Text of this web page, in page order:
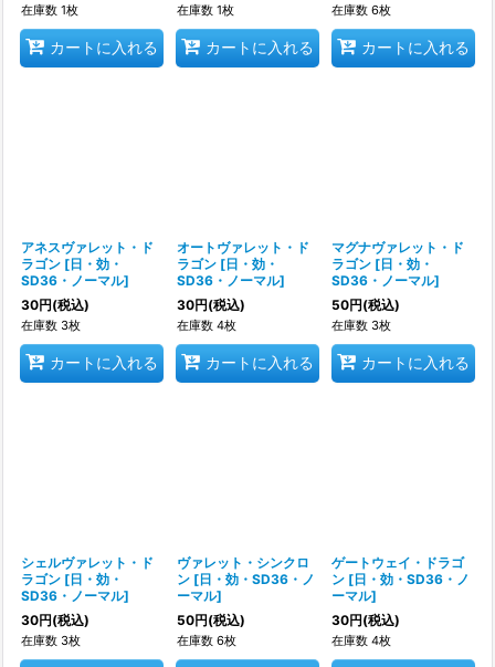
在庫数 1枚
カートに入れる
在庫数 1枚
カートに入れる
在庫数 6枚
カートに入れる
アネスヴァレット・ド
ラゴン [日・効・
SD36・ノーマル]
30円(税込)
在庫数 3枚
カートに入れる
オートヴァレット・ド
ラゴン [日・効・
SD36・ノーマル]
30円(税込)
在庫数 4枚
カートに入れる
マグナヴァレット・ド
ラゴン [日・効・
SD36・ノーマル]
50円(税込)
在庫数 3枚
カートに入れる
シェルヴァレット・ド
ラゴン [日・効・
SD36・ノーマル]
30円(税込)
在庫数 3枚
ヴァレット・シンクロ
ン [日・効・SD36・ノ
ーマル]
50円(税込)
在庫数 6枚
ゲートウェイ・ドラゴ
ン [日・効・SD36・ノ
ーマル]
30円(税込)
在庫数 4枚